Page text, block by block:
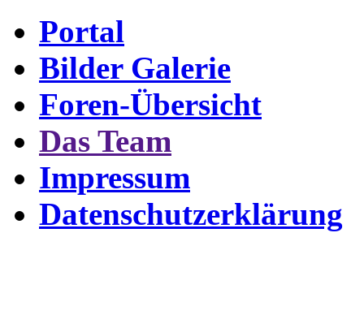
Portal
Bilder Galerie
Foren-Übersicht
Das Team
Impressum
Datenschutzerklärung